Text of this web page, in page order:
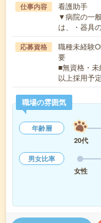
仕事内容
看護助手
▼病院の一
は、・器具
応募資格
職種未経験
要
■無資格・
以上採用予
職場の雰囲気
年齢層
20代
男女比率
女性